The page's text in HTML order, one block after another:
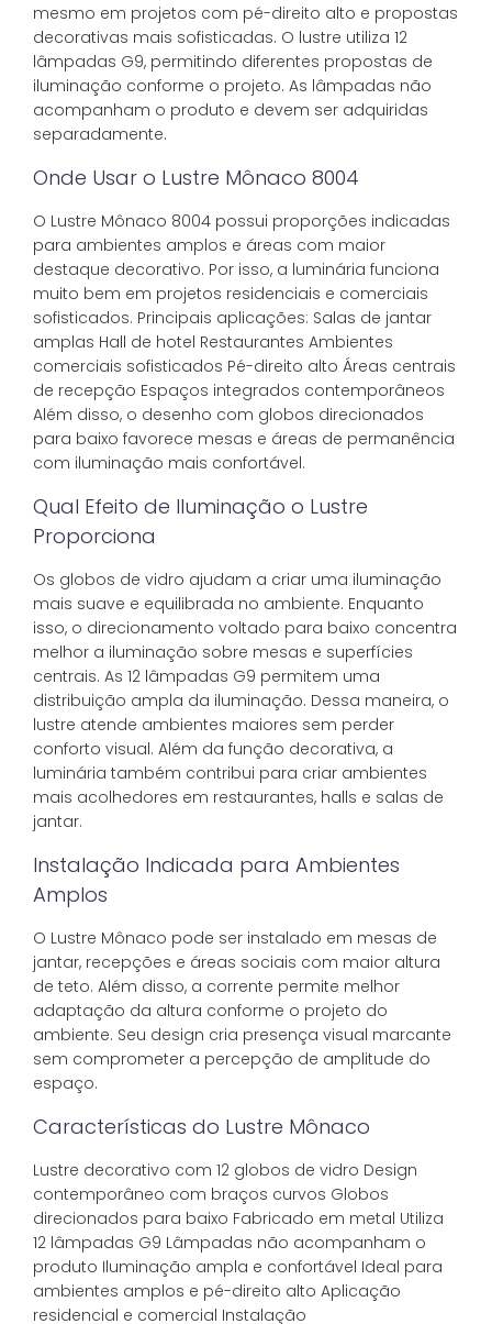
mesmo em projetos com pé-direito alto e propostas
decorativas mais sofisticadas. O lustre utiliza 12
lâmpadas G9, permitindo diferentes propostas de
iluminação conforme o projeto. As lâmpadas não
acompanham o produto e devem ser adquiridas
separadamente.
Onde Usar o Lustre Mônaco 8004
O Lustre Mônaco 8004 possui proporções indicadas
para ambientes amplos e áreas com maior
destaque decorativo. Por isso, a luminária funciona
muito bem em projetos residenciais e comerciais
sofisticados. Principais aplicações: Salas de jantar
amplas Hall de hotel Restaurantes Ambientes
comerciais sofisticados Pé-direito alto Áreas centrais
de recepção Espaços integrados contemporâneos
Além disso, o desenho com globos direcionados
para baixo favorece mesas e áreas de permanência
com iluminação mais confortável.
Qual Efeito de Iluminação o Lustre
Proporciona
Os globos de vidro ajudam a criar uma iluminação
mais suave e equilibrada no ambiente. Enquanto
isso, o direcionamento voltado para baixo concentra
melhor a iluminação sobre mesas e superfícies
centrais. As 12 lâmpadas G9 permitem uma
distribuição ampla da iluminação. Dessa maneira, o
lustre atende ambientes maiores sem perder
conforto visual. Além da função decorativa, a
luminária também contribui para criar ambientes
mais acolhedores em restaurantes, halls e salas de
jantar.
Instalação Indicada para Ambientes
Amplos
O Lustre Mônaco pode ser instalado em mesas de
jantar, recepções e áreas sociais com maior altura
de teto. Além disso, a corrente permite melhor
adaptação da altura conforme o projeto do
ambiente. Seu design cria presença visual marcante
sem comprometer a percepção de amplitude do
espaço.
Características do Lustre Mônaco
Lustre decorativo com 12 globos de vidro Design
contemporâneo com braços curvos Globos
direcionados para baixo Fabricado em metal Utiliza
12 lâmpadas G9 Lâmpadas não acompanham o
produto Iluminação ampla e confortável Ideal para
ambientes amplos e pé-direito alto Aplicação
residencial e comercial Instalação